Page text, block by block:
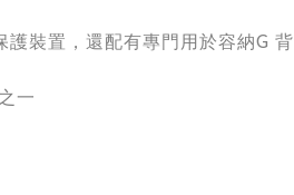
護裝置，還配有專門用於容納G背
一